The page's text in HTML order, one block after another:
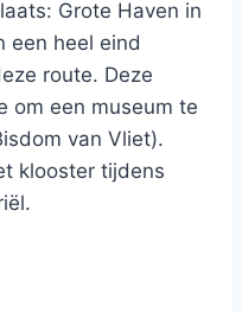
Grote Haven in
een heel eind
route. Deze
om een museum te
van Vliet).
klooster tijdens